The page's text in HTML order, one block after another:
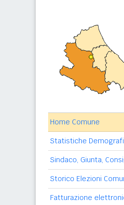
Home Comune
Statistiche
Sindaco, Giunta,
Storico Elezioni
Fatturazione